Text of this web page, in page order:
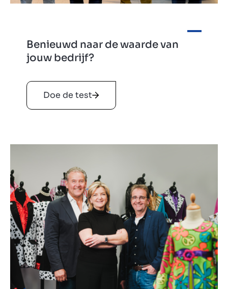
Verkocht aan
Benieuwd naar de waarde van
jouw bedrijf?
Doe de test